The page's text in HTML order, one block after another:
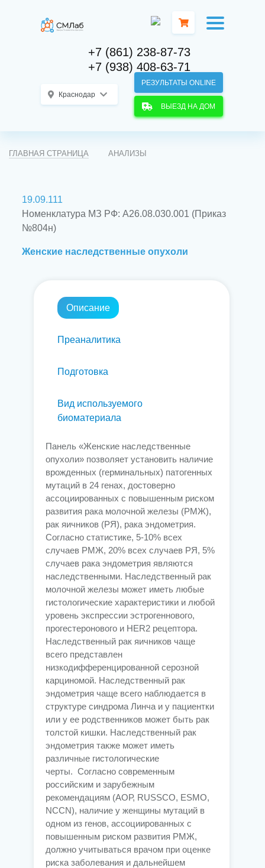
Краснодар
РЕЗУЛЬТАТЫ ONLINE
ВЫЕЗД НА ДОМ
+7 (861) 238-87-73
+7 (938) 408-63-71
ГЛАВНАЯ СТРАНИЦА АНАЛИЗЫ
19.09.111
Номенклатура МЗ РФ: A26.08.030.001 (Приказ
№804н)
Женские наследственные опухоли
Описание
Преаналитика
Подготовка
Вид используемого
биоматериала
Панель «Женские наследственные
опухоли» позволяет установить наличие
врожденных (герминальных) патогенных
мутаций в 24 генах, достоверно
ассоциированных с повышенным риском
развития рака молочной железы (РМЖ),
рак яичников (РЯ), рака эндометрия.
Согласно статистике, 5-10% всех
случаев РМЖ, 20% всех случаев РЯ, 5%
случаев рака эндометрия являются
наследственными. Наследственный рак
молочной железы может иметь любые
гистологические характеристики и любой
уровень экспрессии эстрогеннового,
прогестеронового и HER2 рецептора.
Наследственный рак яичников чаще
всего представлен
низкодифференцированной серозной
карциномой. Наследственный рак
эндометрия чаще всего наблюдается в
структуре синдрома Линча и у пациентки
или у ее родственников может быть рак
толстой кишки. Наследственный рак
эндометрия также может иметь
различные гистологические
черты. Согласно современным
российским и зарубежным
рекомендациям (АОР, RUSSCO, ESMO,
NCCN), наличие у женщины мутаций в
одном из генов, ассоциированных с
повышенным риском развития РМЖ,
должно учитываться врачом при оценке
риска заболевания и дальнейшем